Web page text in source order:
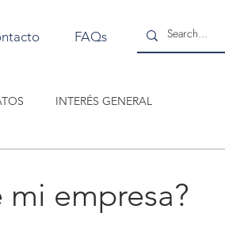
FAQs
INTERÉS GENERAL
empresa?